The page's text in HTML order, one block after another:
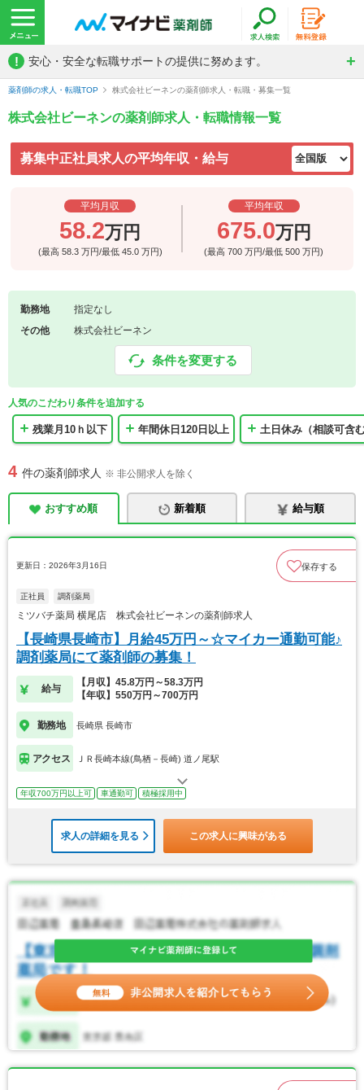
! 安心・安全な転職サポートの提供に努めます。
薬剤師の求人・転職TOP 株式会社ビーネンの薬剤師求人・転職・募集一覧
株式会社ビーネンの薬剤師求人・転職情報一覧
募集中正社員求人の平均年収・給与
平均月収
58.2万円
(最高 58.3 万円/最低 45.0 万円)
平均年収
675.0万円
(最高700万円/最低500万円)
勤務地
指定なし
その他
株式会社ビーネン
条件を変更する
人気のこだわり条件を追加する
残業月10ｈ以下 年間休日120日以上 土日休み（相談可含
4 件の薬剤師求人 ※ 非公開求人を除く
おすすめ順 新着順 給与順
更新日：2026年3月16日 保存する
正社員 調剤薬局
ミツバチ薬局 横尾店 株式会社ビーネンの薬剤師求人
【長崎県長崎市】月給45万円～☆マイカー通勤可能♪
調剤薬局にて薬剤師の募集！
給与
【月収】45.8万円～58.3万円
【年収】550万円～700万円
勤務地 長崎県 長崎市
アクセス ＪＲ長崎本線(鳥栖－長崎) 道ノ尾駅
年収700万円以上可 車通勤可 積極採用中
求人の詳細を見る この求人に興味がある